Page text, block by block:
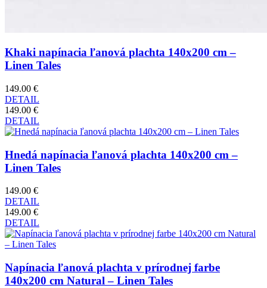
Khaki napínacia ľanová plachta 140x200 cm –
Linen Tales
149.00 €
DETAIL
149.00 €
DETAIL
Hnedá napínacia ľanová plachta 140x200 cm –
Linen Tales
149.00 €
DETAIL
149.00 €
DETAIL
Napínacia ľanová plachta v prírodnej farbe
140x200 cm Natural – Linen Tales